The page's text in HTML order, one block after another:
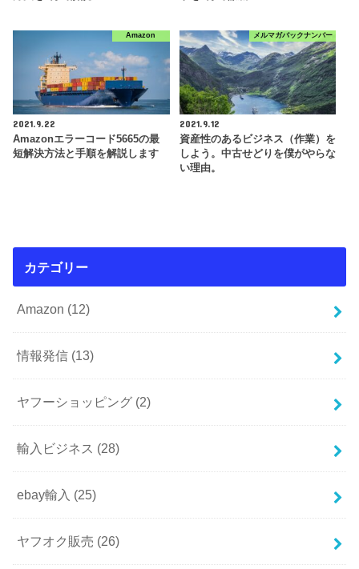
Amazon
2021.9.22
Amazonエラーコード5665の最
短解決方法と手順を解説します
メルマガバックナンバー
2021.9.12
資産性のあるビジネス（作業）を
しよう。中古せどりを僕がやらな
い理由。
カテゴリー
Amazon (12)
情報発信 (13)
ヤフーショッピング (2)
輸入ビジネス (28)
ebay輸入 (25)
ヤフオク販売 (26)